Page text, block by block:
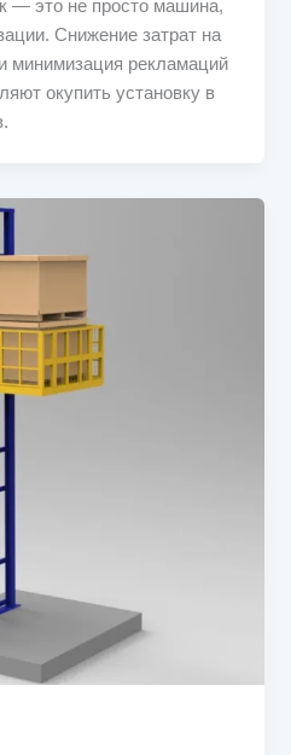
— это не просто машина,
Снижение затрат на
минимизация рекламаций
окупить установку в